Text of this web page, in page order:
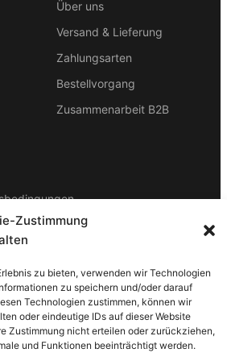
Zustimmung
zu bieten, verwenden wir Technologien
zu speichern und/oder darauf
Technologien zustimmen, können wir
oder eindeutige IDs auf dieser Website
Zustimmung nicht erteilen oder zurückziehen,
und Funktionen beeinträchtigt werden.
Über uns
Versand & Lieferung
Zahlungsarten
Bestellvorgang
Zusammenarbeit B2B
Link PayPal
G-Pay